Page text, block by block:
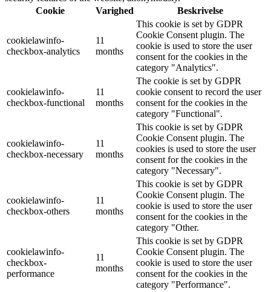
Cookie
Varighed Beskrivelse
cookielawinfo-
checkbox-analytics
11
months
This cookie is set by GDPR
Cookie Consent plugin. The
cookie is used to store the user
consent for the cookies in the
category "Analytics".
cookielawinfo-
checkbox-functional
11
months
The cookie is set by GDPR
cookie consent to record the user
consent for the cookies in the
category "Functional".
cookielawinfo-
checkbox-necessary
11
months
This cookie is set by GDPR
Cookie Consent plugin. The
cookies is used to store the user
consent for the cookies in the
category "Necessary".
cookielawinfo-
checkbox-others
11
months
This cookie is set by GDPR
Cookie Consent plugin. The
cookie is used to store the user
consent for the cookies in the
category "Other.
cookielawinfo-
checkbox-
performance
11
months
This cookie is set by GDPR
Cookie Consent plugin. The
cookie is used to store the user
consent for the cookies in the
category "Performance".